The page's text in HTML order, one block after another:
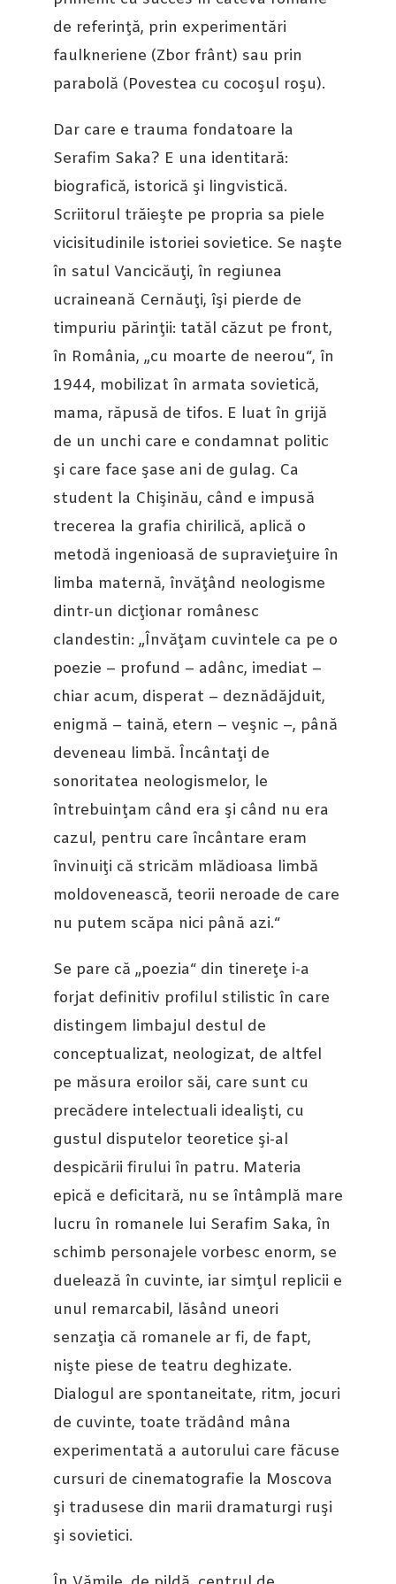
de referinţă, prin experimentări
faulkneriene (Zbor frânt) sau prin
parabolă (Povestea cu cocoşul roşu).
Dar care e trauma fondatoare la
Serafim Saka? E una identitară:
biografică, istorică şi lingvistică.
Scriitorul trăieşte pe propria sa piele
vicisitudinile istoriei sovietice. Se naşte
în satul Vancicăuţi, în regiunea
ucraineană Cernăuţi, îşi pierde de
timpuriu părinţii: tatăl căzut pe front,
în România, „cu moarte de neerou“, în
1944, mobilizat în armata sovietică,
mama, răpusă de tifos. E luat în grijă
de un unchi care e condamnat politic
şi care face şase ani de gulag. Ca
student la Chişinău, când e impusă
trecerea la grafia chirilică, aplică o
metodă ingenioasă de supravieţuire în
limba maternă, învăţând neologisme
dintr-un dicţionar românesc
clandestin: „Învăţam cuvintele ca pe o
poezie – profund – adânc, imediat –
chiar acum, disperat – deznădăjduit,
enigmă – taină, etern – veşnic –, până
deveneau limbă. Încântaţi de
sonoritatea neologismelor, le
întrebuinţam când era şi când nu era
cazul, pentru care încântare eram
învinuiţi că stricăm mlădioasa limbă
moldovenească, teorii neroade de care
nu putem scăpa nici până azi.“
Se pare că „poezia“ din tinereţe i-a
forjat definitiv profilul stilistic în care
distingem limbajul destul de
conceptualizat, neologizat, de altfel
pe măsura eroilor săi, care sunt cu
precădere intelectuali idealişti, cu
gustul disputelor teoretice şi-al
despicării firului în patru. Materia
epică e deficitară, nu se întâmplă mare
lucru în romanele lui Serafim Saka, în
schimb personajele vorbesc enorm, se
duelează în cuvinte, iar simţul replicii e
unul remarcabil, lăsând uneori
senzaţia că romanele ar fi, de fapt,
nişte piese de teatru deghizate.
Dialogul are spontaneitate, ritm, jocuri
de cuvinte, toate trădând mâna
experimentată a autorului care făcuse
cursuri de cinematografie la Moscova
şi tradusese din marii dramaturgi ruşi
şi sovietici.